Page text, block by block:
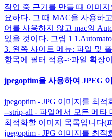
작업 중 근거를 만들 때 이미
요하다. 그 때 MAC을 사용하
어를 사용하지 않고 mac의
있을 것이다. 그림 1
3. 왼쪽 사이트 메뉴: 파일 및
항목에 필터 적용->파일 확장
jpegoptim을 사용하여 JPEG
jpegoptim - JPG 이미지를 최적
--strip-all - 파일에서 모든 메
최적화할 이미지 목록입니다(
jpegoptim - JPG 이미지를 최적